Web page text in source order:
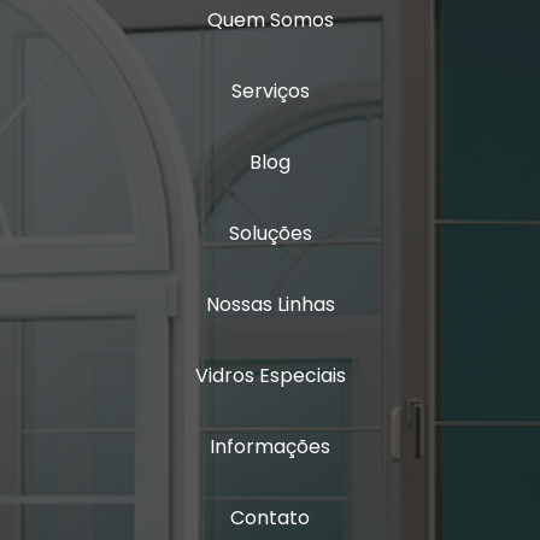
Janela com persiana entre vidros
Janela sobrepor acústica
Janela sobreposta
Janela sobreposta de alto padrão
Janela sobreposta de correr
Janela sobreposta de giro em são paulo
Janela sobreposta de giro em sp
Quem Somos
Serviços
Blog
Soluções
Nossas Linhas
Vidros Especiais
Informações
Contato